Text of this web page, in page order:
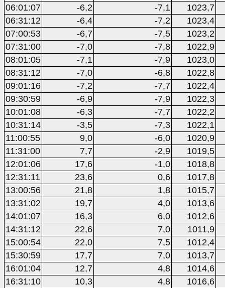
06:01:07
-6,2 -7,1
1023,7
06:31:12
-6,4 -7,2
1023,4
07:00:53
-6,7 -7,5
1023,2
07:31:00
-7,0 -7,8
1022,9
08:01:05
-7,1 -7,9
1023,0
08:31:12
-7,0 -6,8
1022,8
09:01:16
-7,2 -7,7
1022,4
09:30:59
-6,9 -7,9
1022,3
10:01:08
-6,3 -7,7
1022,2
10:31:14
-3,5 -7,3
1022,1
11:00:55
9,0 -6,0
1020,9
11:31:00
7,7 -2,9
1019,5
12:01:06
17,6 -1,0
1018,8
12:31:11
23,6 0,6
1017,8
13:00:56
21,8 1,8
1015,7
13:31:02
19,7 4,0
1013,6
14:01:07
16,3 6,0
1012,6
14:31:12
22,6 7,0
1011,9
15:00:54
22,0 7,5
1012,4
15:30:59
17,7 7,0
1013,7
16:01:04
12,7 4,8
1014,6
16:31:10
10,3 4,8
1016,6